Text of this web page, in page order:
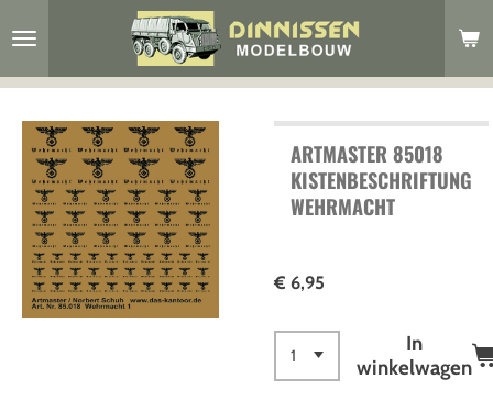
direct
naar
hoofdinhoud
ARTMASTER 85018
KISTENBESCHRIFTUNG
WEHRMACHT
€ 6,95
In
winkelwagen